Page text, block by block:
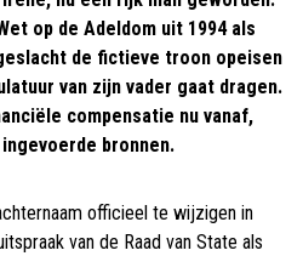
op de Adeldom uit 1994 als
de fictieve troon opeisen
van zijn vader gaat dragen.
compensatie nu vanaf,
bronnen.
officieel te wijzigen in
van de Raad van State als